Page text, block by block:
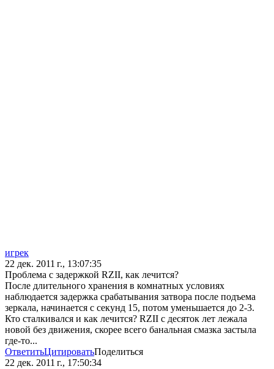
игрек
22 дек. 2011 г., 13:07:35
Проблема с задержкой RZII, как лечится?
После длительного хранения в комнатных условиях
наблюдается задержка срабатывания затвора после подъема
зеркала, начинается с секунд 15, потом уменьшается до 2-3.
Кто сталкивался и как лечится? RZII с десяток лет лежала
новой без движения, скорее всего банальная смазка застыла
где-то...
ОтветитьЦитироватьПоделиться
22 дек. 2011 г., 17:50:34